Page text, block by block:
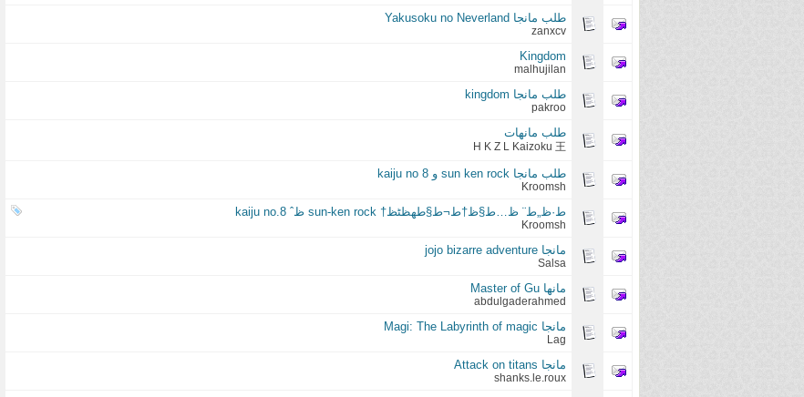
طلب مانجا Yakusoku no Neverland
zanxcv
Kingdom
malhujilan
طلب مانجا kingdom
pakroo
طلب مانهات
H K Z L Kaizoku 王
طلب مانجا sun ken rock و kaiju no 8
Kroomsh
ط·ظ„ط¨ ظ…ط§ظ†ط¬ط§طھظٹظ† sun-ken rock ظˆ kaiju no.8
Kroomsh
مانجا jojo bizarre adventure
Salsa
مانها Master of Gu
abdulgaderahmed
مانجا Magi: The Labyrinth of magic
Lag
مانجا Attack on titans
shanks.le.roux